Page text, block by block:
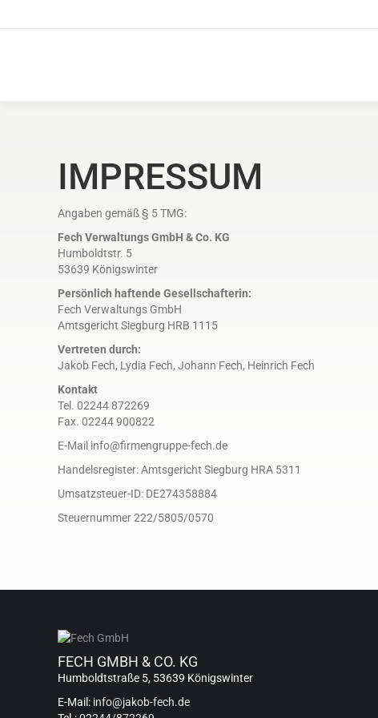
IMPRESSUM
Angaben gemäß § 5 TMG:
Fech Verwaltungs GmbH & Co. KG
Humboldtstr. 5
53639 Königswinter
Persönlich haftende Gesellschafterin:
Fech Verwaltungs GmbH
Amtsgericht Siegburg HRB 1115
Vertreten durch:
Jakob Fech, Lydia Fech, Johann Fech, Heinrich Fech
Kontakt
Tel. 02244 872269
Fax. 02244 900822
E-Mail info@firmengruppe-fech.de
Handelsregister: Amtsgericht Siegburg HRA 5311
Umsatzsteuer-ID: DE274358884
Steuernummer 222/5805/0570
FECH GMBH & CO. KG
Humboldtstraße 5, 53639 Königswinter
E-Mail: info@jakob-fech.de